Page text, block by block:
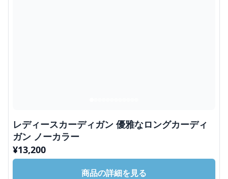
レディースカーディガン 優雅なロングカーディ
ガン ノーカラー
¥13,200
商品の詳細を見る